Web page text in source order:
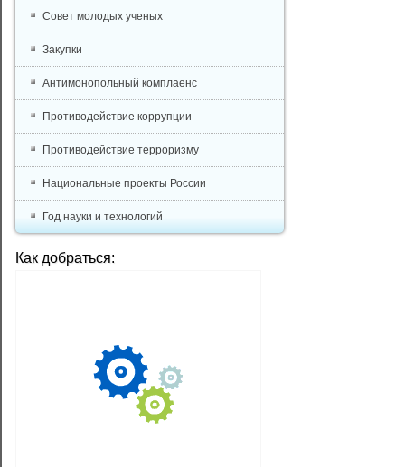
Совет молодых ученых
Закупки
Антимонопольный комплаенс
Противодействие коррупции
Противодействие терроризму
Национальные проекты России
Год науки и технологий
Как добраться: